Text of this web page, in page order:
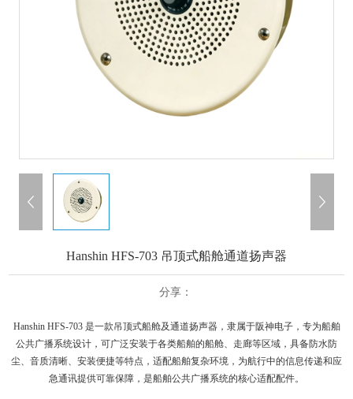
Hanshin HFS-703 吊顶式船舱通道扬声器
分享：
Hanshin HFS-703 是一款吊顶式船舱及通道扬声器，隶属于阪神电子，专为船舶
公共广播系统设计，可广泛安装于各类船舶的船舱、走廊等区域，具备防水防
尘、音质清晰、安装便捷等特点，适配船舶复杂环境，为航行中的信息传递和应
急通讯提供可靠保障，是船舶公共广播系统的核心适配配件。